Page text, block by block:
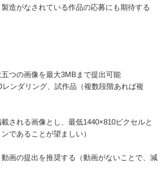
造がなされている作品の応募にも期待する
つの画像を最大3MBまで提出可能
ンダリング、試作品（複数段階あれば複
される画像とし、最低1440×810ピクセルと
であることが望ましい）
画の提出を推奨する（動画がないことで、減